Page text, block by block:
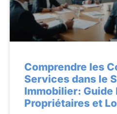
Comprendre les
Services dans le
Immobilier: Guide
Propriétaires et